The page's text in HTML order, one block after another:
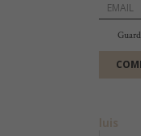
luis